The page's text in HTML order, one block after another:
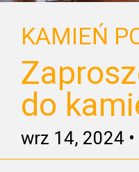
KAMIEŃ
do
wrz 14, 2024 •